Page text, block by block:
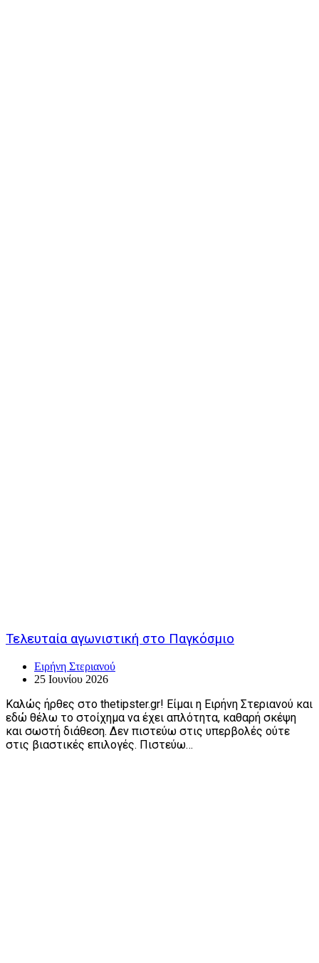
Τελευταία αγωνιστική στο Παγκόσμιο
Ειρήνη Στεριανού
25 Ιουνίου 2026
Καλώς ήρθες στο thetipster.gr! Είμαι η Ειρήνη Στεριανού και
εδώ θέλω το στοίχημα να έχει απλότητα, καθαρή σκέψη
και σωστή διάθεση. Δεν πιστεύω στις υπερβολές ούτε
στις βιαστικές επιλογές. Πιστεύω…